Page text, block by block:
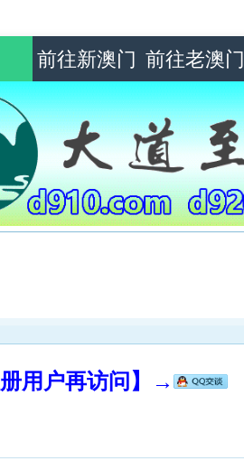
前往新澳门 前往老澳门
册用户再访问】→